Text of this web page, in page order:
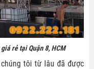
rẻ tại Quận 8, HCM
chúng tôi từ lâu đã được